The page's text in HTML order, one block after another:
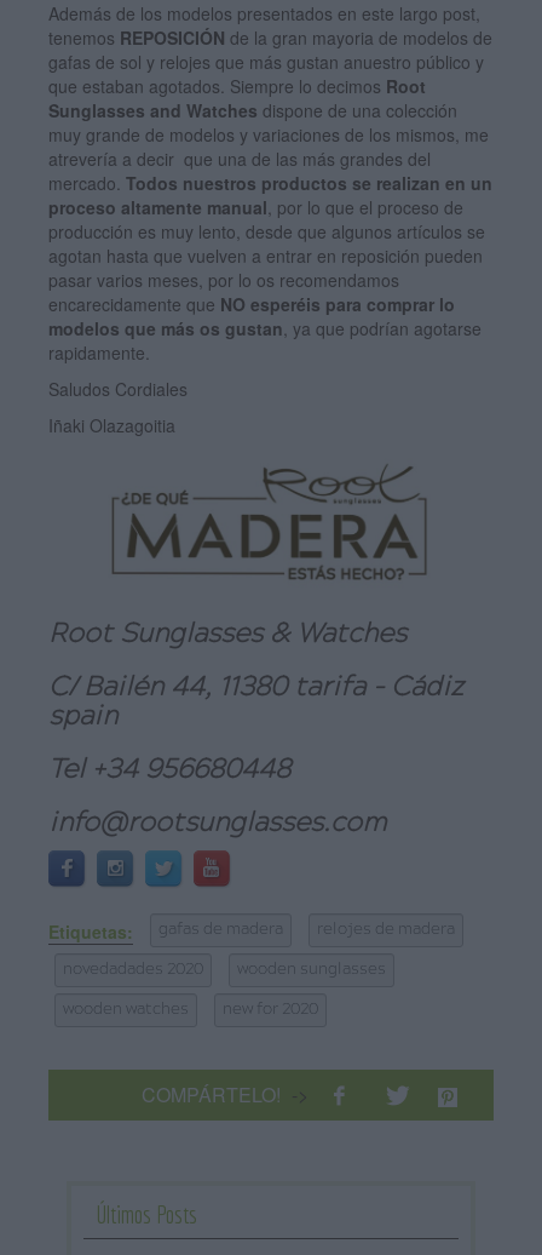
Además de los modelos presentados en este largo post,
tenemos REPOSICIÓN de la gran mayoria de modelos de
gafas de sol y relojes que más gustan anuestro público y
que estaban agotados. Siempre lo decimos Root
Sunglasses and Watches dispone de una colección
muy grande de modelos y variaciones de los mismos, me
atrevería a decir que una de las más grandes del
mercado. Todos nuestros productos se realizan en un
proceso altamente manual, por lo que el proceso de
producción es muy lento, desde que algunos artículos se
agotan hasta que vuelven a entrar en reposición pueden
pasar varios meses, por lo os recomendamos
encarecidamente que NO esperéis para comprar lo
modelos que más os gustan, ya que podrían agotarse
rapidamente.
Saludos Cordiales
Iñaki Olazagoitia
Root Sunglasses & Watches
C/ Bailén 44, 11380 tarifa - Cádiz
spain
Tel +34 956680448
info@rootsunglasses.com
Etiquetas: gafas de madera relojes de madera
novedadades 2020 wooden sunglasses
wooden watches new for 2020
COMPÁRTELO! ->
Últimos Posts